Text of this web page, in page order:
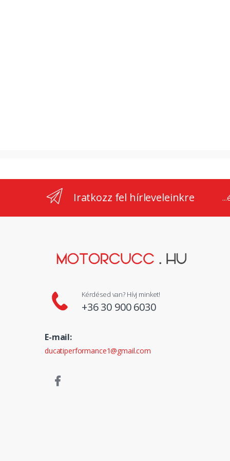
Iratkozz fel hírleveleinkre
Kérdésed van? Hívj minket!
+36 30 900 6030
E-mail:
ducatiperformance1@gmail.com